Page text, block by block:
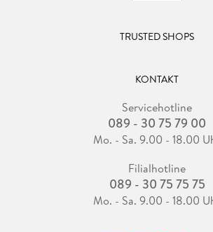
TRUSTED SHOPS
KONTAKT
Servicehotline
089 - 30 75 79 00
Mo. - Sa. 9.00 - 18.00
Filialhotline
089 - 30 75 75 75
Mo. - Sa. 9.00 - 18.00